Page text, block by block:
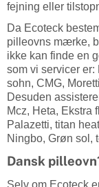
fejning eller
Da Ecoteck
pilleovns mærke,
ikke kan finde en
som vi servicer er:
sohn, CMG,
Desuden
Mcz, Heta, Ekstra
Palazetti, titan
Ningbo, Grøn sol,
Dansk
Selv om Ecoteck